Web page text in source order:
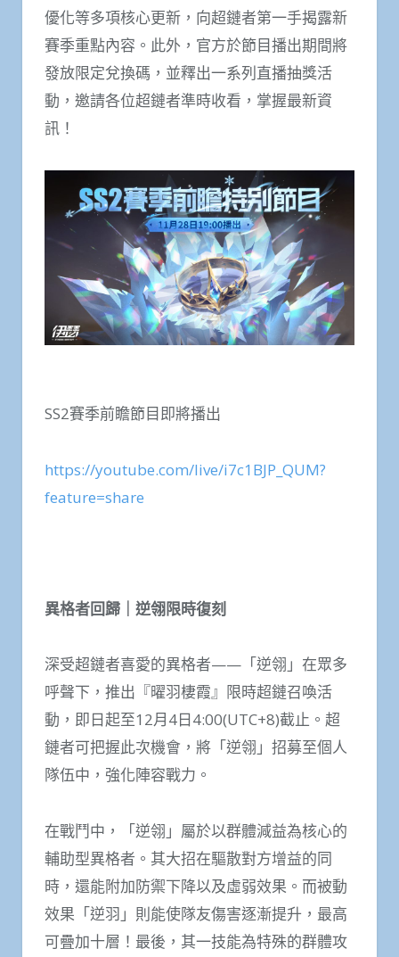
優化等多項核心更新，向超鏈者第一手揭露新
賽季重點內容。此外，官方於節目播出期間將
發放限定兌換碼，並釋出一系列直播抽獎活
動，邀請各位超鏈者準時收看，掌握最新資
訊！
SS2賽季前瞻節目即將播出
https://youtube.com/live/i7c1BJP_QUM?
feature=share
異格者回歸｜逆翎限時復刻
深受超鏈者喜愛的異格者——「逆翎」在眾多
呼聲下，推出『曜羽棲霞』限時超鏈召喚活
動，即日起至12月4日4:00(UTC+8)截止。超
鏈者可把握此次機會，將「逆翎」招募至個人
隊伍中，強化陣容戰力。
在戰鬥中，「逆翎」屬於以群體減益為核心的
輔助型異格者。其大招在驅散對方增益的同
時，還能附加防禦下降以及虛弱效果。而被動
效果「逆羽」則能使隊友傷害逐漸提升，最高
可疊加十層！最後，其一技能為特殊的群體攻